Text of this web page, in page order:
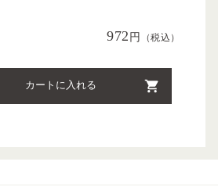
972 円 （税込）
カートに入れる